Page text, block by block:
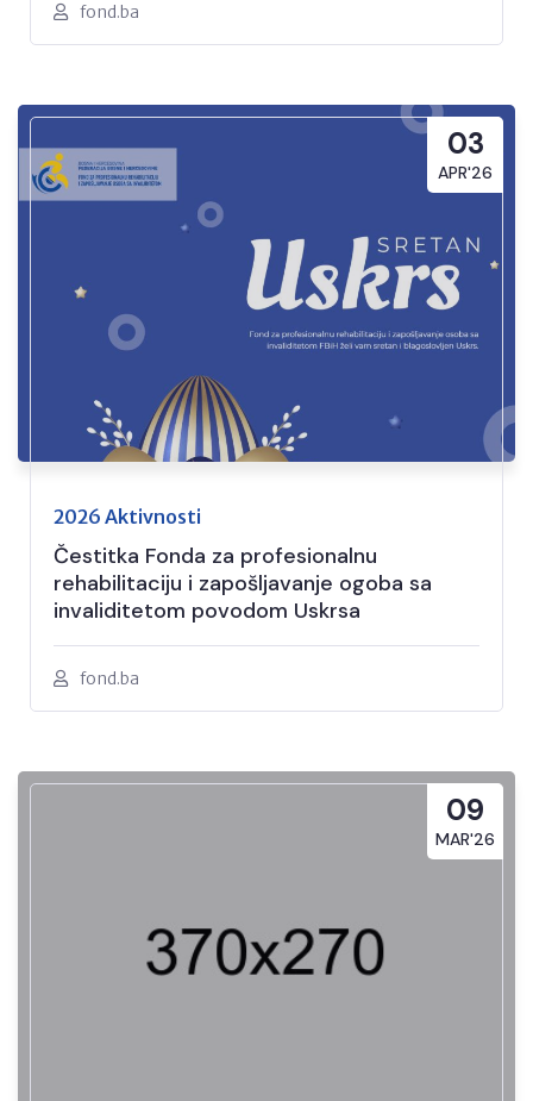
fond.ba
03
APR'26
2026 Aktivnosti
Čestitka Fonda za profesionalnu
rehabilitaciju i zapošljavanje ogoba sa
invaliditetom povodom Uskrsa
fond.ba
09
MAR'26